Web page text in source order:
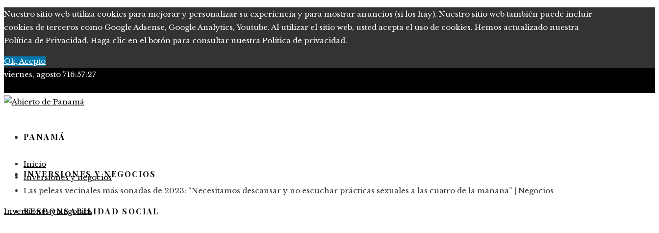
Nuestro sitio web utiliza cookies para mejorar y personalizar su experiencia y para mostrar anuncios (si los hay). Nuestro sitio web también puede incluir
cookies de terceros como Google Adsense, Google Analytics, Youtube. Al utilizar el sitio web, usted acepta el uso de cookies. Hemos actualizado nuestra
Política de Privacidad. Haga clic en el botón para consultar nuestra Política de privacidad.
Ok, Acepto
viernes, agosto 716:57:29
PANAMÁ
INVERSIONES Y NEGOCIOS
RESPONSABILIDAD SOCIAL
Inicio
Inversiones y negocios
Las peleas vecinales más sonadas de 2023: “Necesitamos descansar y no escuchar prácticas sexuales a las cuatro de la mañana” | Negocios
Inversiones y negocios